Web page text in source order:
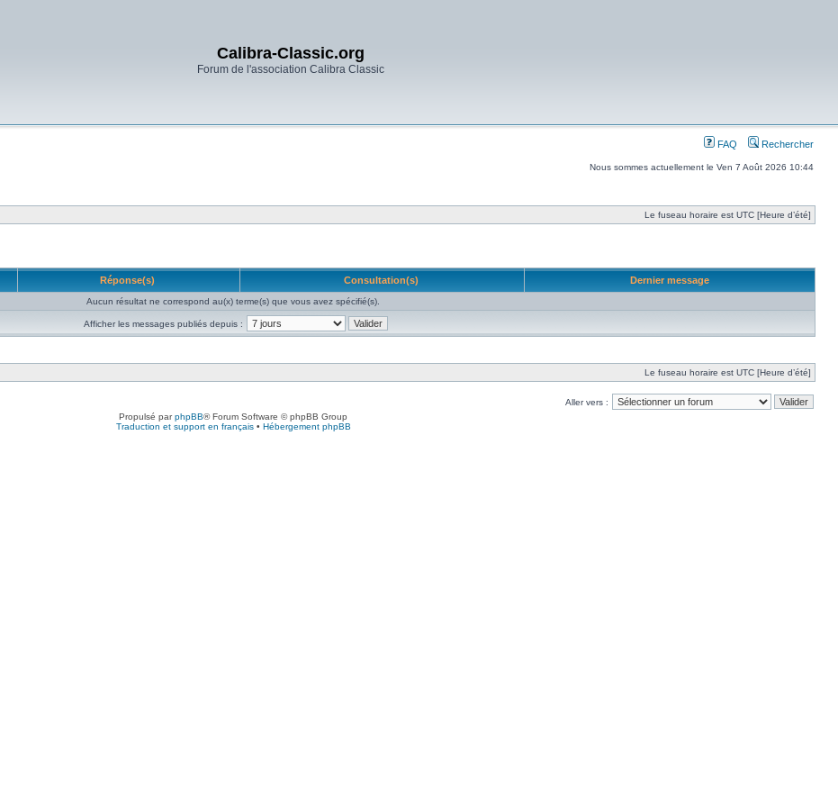
Calibra-Classic.org
Forum de l'association Calibra Classic
FAQ Rechercher
Nous sommes actuellement le Ven 7 Août 2026 10:44
Le fuseau horaire est UTC [Heure d’été]
Réponse(s) Consultation(s) Dernier message
Aucun résultat ne correspond au(x) terme(s) que vous avez spécifié(s).
Afficher les messages publiés depuis :
Le fuseau horaire est UTC [Heure d’été]
Aller vers :
Propulsé parphpBB® Forum Software © phpBB Group
Traduction et support en français• Hébergement phpBB